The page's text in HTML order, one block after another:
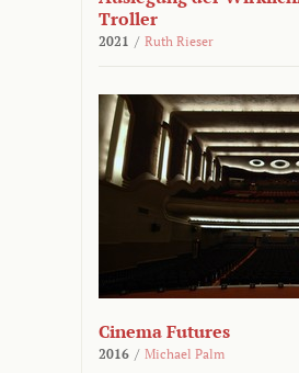
Troller
2021 / Ruth Rieser
Cinema Futures
2016 / Michael Palm